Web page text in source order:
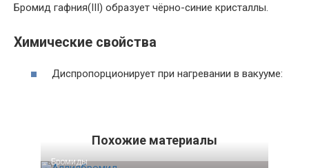
Бромид гафния(III) образует чёрно-синие кристаллы.
Химические свойства
Диспропорционирует при нагревании в вакууме:
Похожие материалы
Бромиды‎